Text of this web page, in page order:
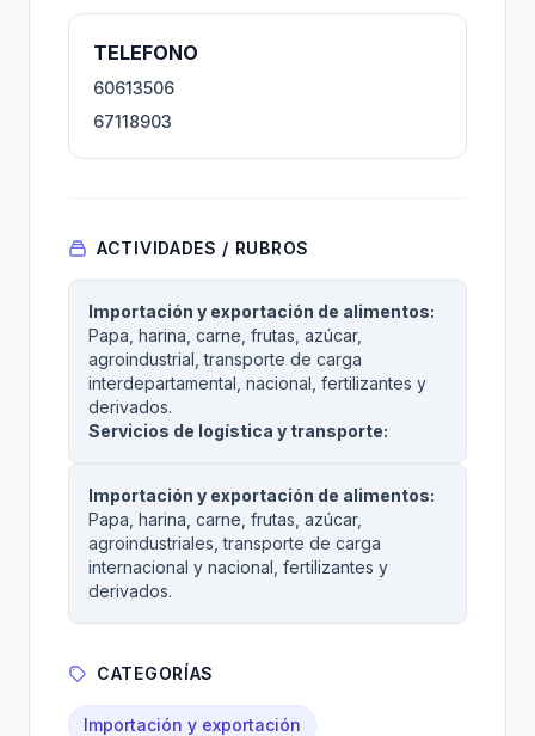
TELEFONO
60613506
67118903
ACTIVIDADES / RUBROS
Importación y exportación de alimentos:
Papa, harina, carne, frutas, azúcar,
agroindustrial, transporte de carga
interdepartamental, nacional, fertilizantes y
derivados.
Servicios de logística y transporte:
Importación y exportación de alimentos:
Papa, harina, carne, frutas, azúcar,
agroindustriales, transporte de carga
internacional y nacional, fertilizantes y
derivados.
CATEGORÍAS
Importación y exportación